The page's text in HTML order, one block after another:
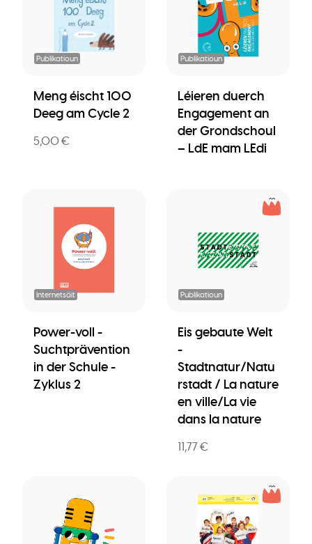
Publikatioun
Meng éischt 100
Deeg am Cycle 2
5,00 €
Publikatioun
Léieren duerch
Engagement an
der Grondschoul
– LdE mam LEdi
Internetsäit
Power-voll -
Suchtprävention
in der Schule -
Zyklus 2
Publikatioun
Eis gebaute Welt
-
Stadtnatur/Natu
rstadt / La nature
en ville/La vie
dans la nature
11,77 €